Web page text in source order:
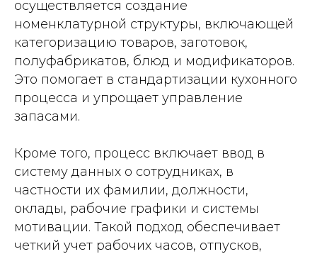
осуществляется создание
номенклатурной структуры, включающей
категоризацию товаров, заготовок,
полуфабрикатов, блюд и модификаторов.
Это помогает в стандартизации кухонного
процесса и упрощает управление
запасами.
Кроме того, процесс включает ввод в
систему данных о сотрудниках, в
частности их фамилии, должности,
оклады, рабочие графики и системы
мотивации. Такой подход обеспечивает
четкий учет рабочих часов, отпусков,